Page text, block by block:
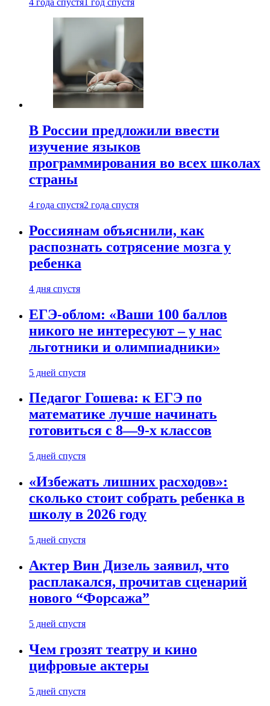
4 года спустя 1 год спустя
В России предложили ввести
изучение языков
программирования во всех школах
страны
4 года спустя2 года спустя
Россиянам объяснили, как
распознать сотрясение мозга у
ребенка
4 дня спустя
ЕГЭ-облом: «Ваши 100 баллов
никого не интересуют – у нас
льготники и олимпиадники»
5 дней спустя
Педагог Гошева: к ЕГЭ по
математике лучше начинать
готовиться с 8—9-х классов
5 дней спустя
«Избежать лишних расходов»:
сколько стоит собрать ребенка в
школу в 2026 году
5 дней спустя
Актер Вин Дизель заявил, что
расплакался, прочитав сценарий
нового “Форсажа”
5 дней спустя
Чем грозят театру и кино
цифровые актеры
5 дней спустя